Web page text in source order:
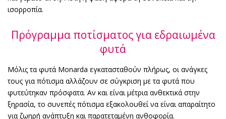
ισορροπία.
Πρόγραμμα ποτίσματος για εδραιωμένα
φυτά
Μόλις τα φυτά Monarda εγκατασταθούν πλήρως, οι ανάγκες
τους για πότισμα αλλάζουν σε σύγκριση με τα φυτά που
φυτεύτηκαν πρόσφατα. Αν και είναι μέτρια ανθεκτικά στην
ξηρασία, το συνεπές πότισμα εξακολουθεί να είναι απαραίτητο
για ζωηρή ανάπτυξη και παρατεταμένη ανθοφορία.